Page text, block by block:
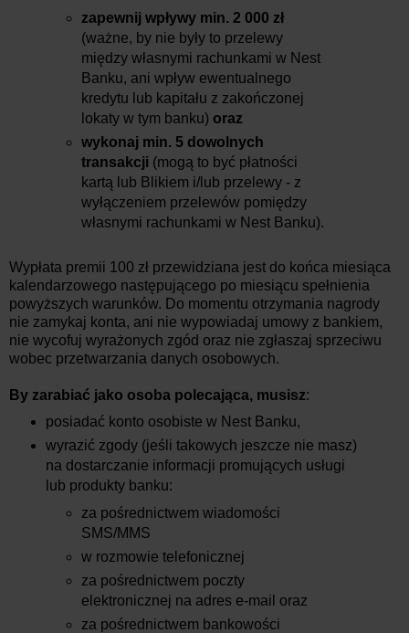
zapewnij wpływy min. 2 000 zł
(ważne, by nie były to przelewy
między własnymi rachunkami w Nest
Banku, ani wpływ ewentualnego
kredytu lub kapitału z zakończonej
lokaty w tym banku) oraz
wykonaj min. 5 dowolnych
transakcji (mogą to być płatności
kartą lub Blikiem i/lub przelewy - z
wyłączeniem przelewów pomiędzy
własnymi rachunkami w Nest Banku).
Wypłata premii 100 zł przewidziana jest do końca miesiąca
kalendarzowego następującego po miesiącu spełnienia
powyższych warunków. Do momentu otrzymania nagrody
nie zamykaj konta, ani nie wypowiadaj umowy z bankiem,
nie wycofuj wyrażonych zgód oraz nie zgłaszaj sprzeciwu
wobec przetwarzania danych osobowych.
By zarabiać jako osoba polecająca, musisz:
posiadać konto osobiste w Nest Banku,
wyrazić zgody (jeśli takowych jeszcze nie masz)
na dostarczanie informacji promujących usługi
lub produkty banku:
za pośrednictwem wiadomości
SMS/MMS
w rozmowie telefonicznej
za pośrednictwem poczty
elektronicznej na adres e-mail oraz
za pośrednictwem bankowości